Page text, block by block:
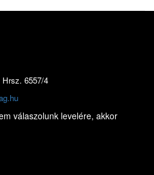
Hrsz. 6557/4
válaszolunk levelére, akkor